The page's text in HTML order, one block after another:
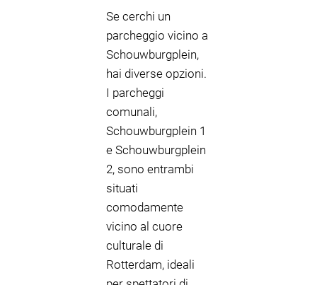
Se cerchi un
parcheggio vicino a
Schouwburgplein,
hai diverse opzioni.
I parcheggi
comunali,
Schouwburgplein 1
e Schouwburgplein
2, sono entrambi
situati
comodamente
vicino al cuore
culturale di
Rotterdam, ideali